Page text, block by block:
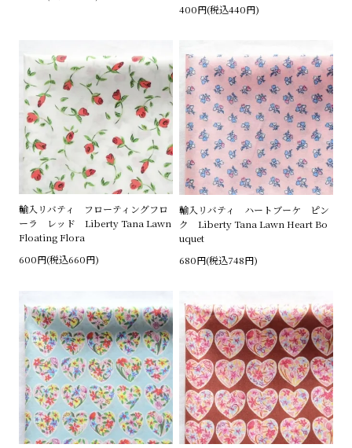
400円(税込440円)
輸入リバティ フローティングフロ
ーラ レッド Liberty Tana Lawn
Floating Flora
600円(税込660円)
輸入リバティ ハートブーケ ピン
ク Liberty Tana Lawn Heart Bo
uquet
680円(税込748円)